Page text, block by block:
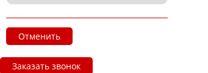
Отменить
Заказать звонок